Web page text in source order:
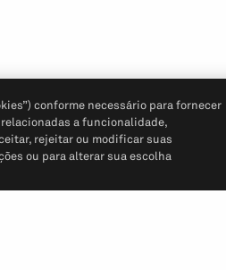
conforme necessário para fornecer
a funcionalidade,
rejeitar ou modificar suas
ou para alterar sua escolha